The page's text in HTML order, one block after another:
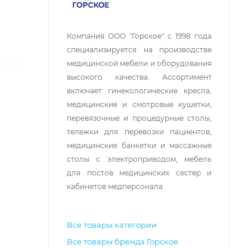
Компания ООО "Горское" с 1998 года
специализируется на производстве
медицинской мебели и оборудования
высокого качества. Ассортимент
включает гинекологические кресла,
медицинские и смотровые кушетки,
перевязочные и процедурные столы,
тележки для перевозки пациентов,
медицинские банкетки и массажные
столы с электроприводом, мебель
для постов медицинских сестер и
кабинетов медперсонала
Все товары категории
Все товары бренда Горское